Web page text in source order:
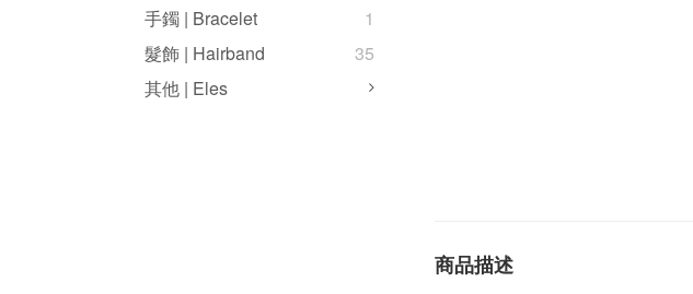
手鐲 | Bracelet
1
髮飾 | Hairband
35
其他 | Eles
商品描述